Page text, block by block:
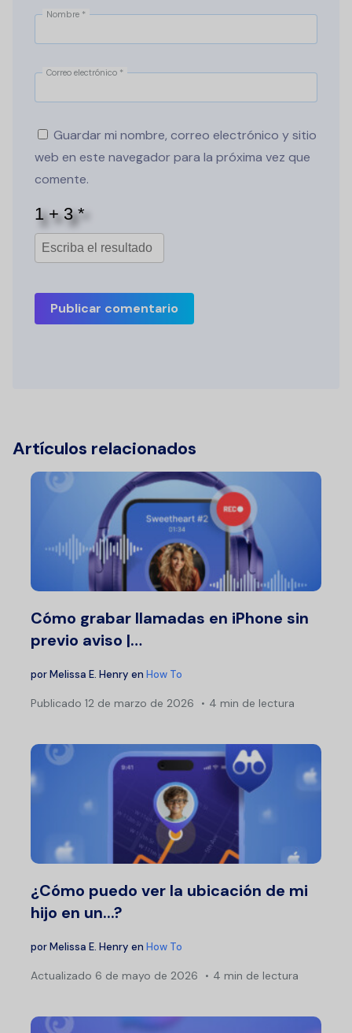
Nombre *
Correo electrónico *
Guardar mi nombre, correo electrónico y sitio
web en este navegador para la próxima vez que
comente.
Publicar comentario
Artículos relacionados
Cómo grabar llamadas en iPhone sin
previo aviso |…
porMelissa E. Henry en How To
Publicado 12 de marzo de 2026 4 min de lectura
¿Cómo puedo ver la ubicación de mi
hijo en un...?
porMelissa E. Henry en How To
Actualizado 6 de mayo de 2026 4 min de lectura